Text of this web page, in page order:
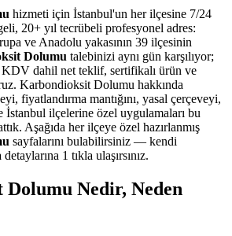
hizmeti için İstanbul'un her ilçesine 7/24
20+ yıl tecrübeli profesyonel adres:
ve Anadolu yakasının 39 ilçesinin
Dolumu talebinizi aynı gün karşılıyor;
KDV dahil net teklif, sertifikalı ürün ve
Karbondioksit Dolumu hakkında
fiyatlandırma mantığını, yasal çerçeveyi,
İstanbul ilçelerine özel uygulamaları bu
Aşağıda her ilçeye özel hazırlanmış
sayfalarını bulabilirsiniz — kendi
1 tıkla ulaşırsınız.
Nedir, Neden